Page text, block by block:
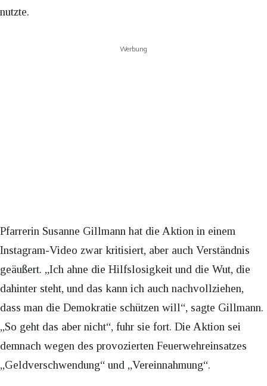
nutzte.
Werbung
Pfarrerin Susanne Gillmann hat die Aktion in einem
Instagram-Video zwar kritisiert, aber auch Verständnis
geäußert. „Ich ahne die Hilfslosigkeit und die Wut, die
dahinter steht, und das kann ich auch nachvollziehen,
dass man die Demokratie schützen will“, sagte Gillmann.
„So geht das aber nicht“, fuhr sie fort. Die Aktion sei
demnach wegen des provozierten Feuerwehreinsatzes
„Geldverschwendung“ und „Vereinnahmung“.